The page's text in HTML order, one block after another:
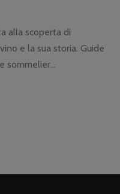
alla scoperta di
e la sua storia. Guide
sommelier...